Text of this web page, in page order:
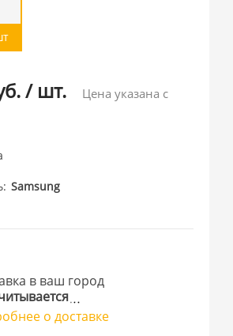
/ шт.
Цена указана с
Samsung
в ваш город
о доставке